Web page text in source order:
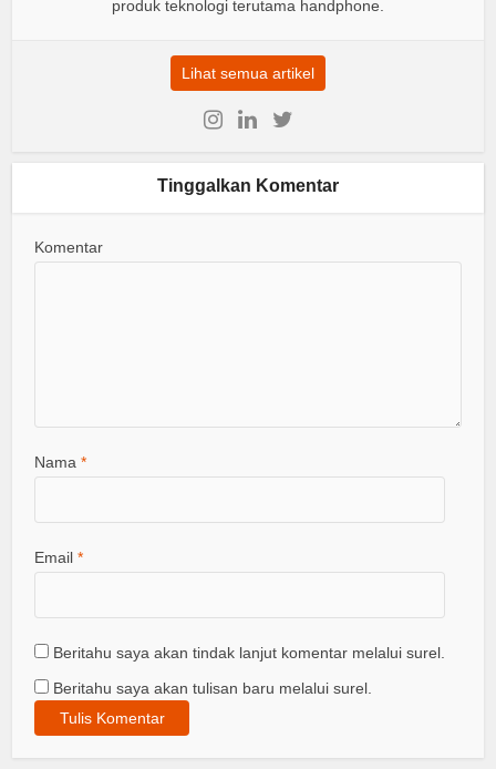
produk teknologi terutama handphone.
Lihat semua artikel
Tinggalkan Komentar
Komentar
Nama*
Email*
Beritahu saya akan tindak lanjut komentar melalui surel.
Beritahu saya akan tulisan baru melalui surel.